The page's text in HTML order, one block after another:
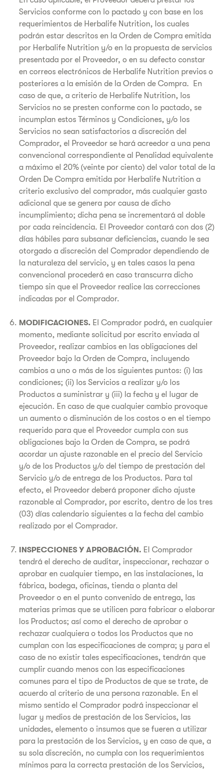
Servicios conforme con lo pactado y con base en los
requerimientos de Herbalife Nutrition, los cuales
podrán estar descritos en la Orden de Compra emitida
por Herbalife Nutrition y/o en la propuesta de servicios
presentada por el Proveedor, o en su defecto constar
en correos electrónicos de Herbalife Nutrition previos o
posteriores a la emisión de la Orden de Compra. En
caso de que, a criterio de Herbalife Nutrition, los
Servicios no se presten conforme con lo pactado, se
incumplan estos Términos y Condiciones, y/o los
Servicios no sean satisfactorios a discreción del
Comprador, el Proveedor se hará acreedor a una pena
convencional correspondiente al Penalidad equivalente
a máximo el 20% (veinte por ciento) del valor total de la
Orden De Compra emitida por Herbalife Nutrition a
criterio exclusivo del comprador, más cualquier gasto
adicional que se genera por causa de dicho
incumplimiento; dicha pena se incrementará al doble
por cada reincidencia. El Proveedor contará con dos (2)
días hábiles para subsanar deficiencias, cuando le sea
otorgado a discreción del Comprador dependiendo de
la naturaleza del servicio, y en tales casos la pena
convencional procederá en caso transcurra dicho
tiempo sin que el Proveedor realice las correcciones
indicadas por el Comprador.
MODIFICACIONES. El Comprador podrá, en cualquier
momento, mediante solicitud por escrito enviada al
Proveedor, realizar cambios en las obligaciones del
Proveedor bajo la Orden de Compra, incluyendo
cambios a uno o más de los siguientes puntos: (i) las
condiciones; (ii) los Servicios a realizar y/o los
Productos a suministrar y (iii) la fecha y el lugar de
ejecución. En caso de que cualquier cambio provoque
un aumento o disminución de los costos o en el tiempo
requerido para que el Proveedor cumpla con sus
obligaciones bajo la Orden de Compra, se podrá
acordar un ajuste razonable en el precio del Servicio
y/o de los Productos y/o del tiempo de prestación del
Servicio y/o de entrega de los Productos. Para tal
efecto, el Proveedor deberá proponer dicho ajuste
razonable al Comprador, por escrito, dentro de los tres
(03) días calendario siguientes a la fecha del cambio
realizado por el Comprador.
INSPECCIONES Y APROBACIÓN. El Comprador
tendrá el derecho de auditar, inspeccionar, rechazar o
aprobar en cualquier tiempo, en las instalaciones, la
fábrica, bodega, oficinas, tienda o planta del
Proveedor o en el punto convenido de entrega, las
materias primas que se utilicen para fabricar o elaborar
los Productos; así como el derecho de aprobar o
rechazar cualquiera o todos los Productos que no
cumplan con las especificaciones de compra; y para el
caso de no existir tales especificaciones, tendrán que
cumplir cuando menos con las especificaciones
comunes para el tipo de Productos de que se trate, de
acuerdo al criterio de una persona razonable. En el
mismo sentido el Comprador podrá inspeccionar el
lugar y medios de prestación de los Servicios, las
unidades, elemento o insumos que se fueren a utilizar
para la prestación de los Servicios, y en caso de que, a
su sola discreción, no cumpla con los requerimientos
mínimos para la correcta prestación de los Servicios,